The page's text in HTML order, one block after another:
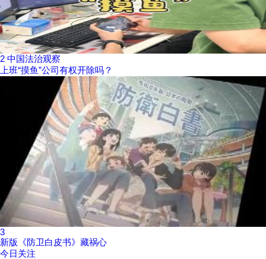
2 中国法治观察
上班“摸鱼”公司有权开除吗？
3
新版《防卫白皮书》藏祸心
今日关注